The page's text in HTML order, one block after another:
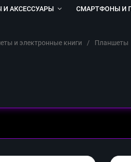
И АКСЕССУАРЫ СМАРТФОНЫ И
и электронные книги / Планшеты